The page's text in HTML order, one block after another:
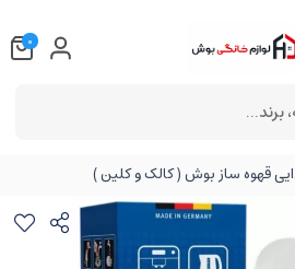
قهوه ساز بوش ( کالک و کلین )
0